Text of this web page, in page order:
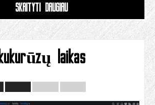
SKAITYTI DAUGIAU
kukurūzų laikas